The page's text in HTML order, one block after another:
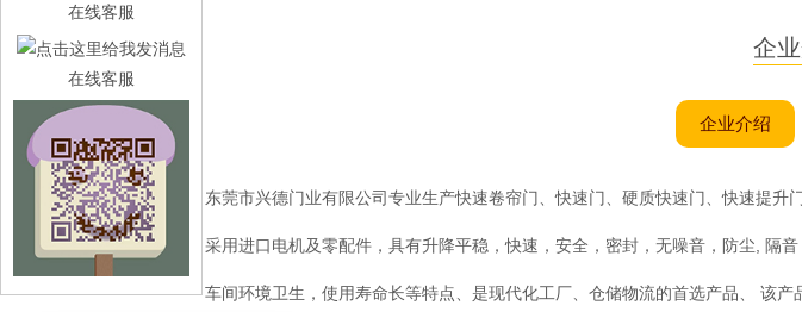
企
企业介绍
东莞市兴德门业有限公司专业生产快速卷帘门、快速门、硬质快速门、快速提升
采用进口电机及零配件，具有升降平稳，快速，安全，密封，无噪音，防尘, 隔
车间环境卫生，使用寿命长等特点、是现代化工厂、仓储物流的首选产品、 该
在线客服
在线客服